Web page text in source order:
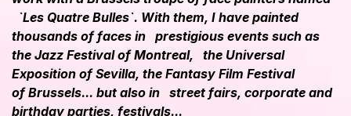
`Les Quatre Bulles`. With them, I have painted
thousands of faces in prestigious events such as
the Jazz Festival of Montreal, the Universal
Exposition of Sevilla, the Fantasy Film Festival
of Brussels... but also in street fairs, corporate and
birthday parties, festivals...